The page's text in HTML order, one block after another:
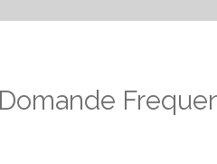
Domande